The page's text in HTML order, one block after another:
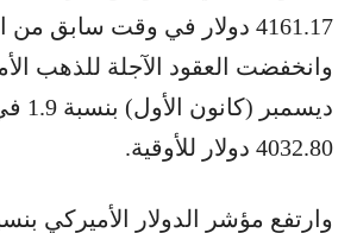
4161.17 دولار في وقت سابق
وانخفضت العقود الآجلة للذهب
4032.80 دولار للأوقية.